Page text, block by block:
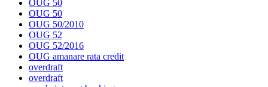
OUG 50
OUG 50
OUG 50/2010
OUG 52
OUG 52/2016
OUG amanare rata credit
overdraft
overdraft